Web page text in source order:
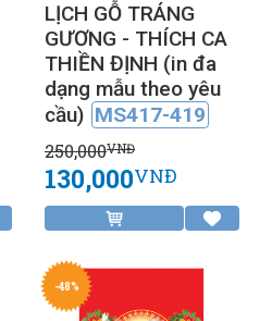
LỊCH GỖ TRÁNG
GƯƠNG - THÍCH CA
THIỀN ĐỊNH (in đa
dạng mẫu theo yêu
cầu) MS417-419
250,000VNĐ
130,000VNĐ
-48%